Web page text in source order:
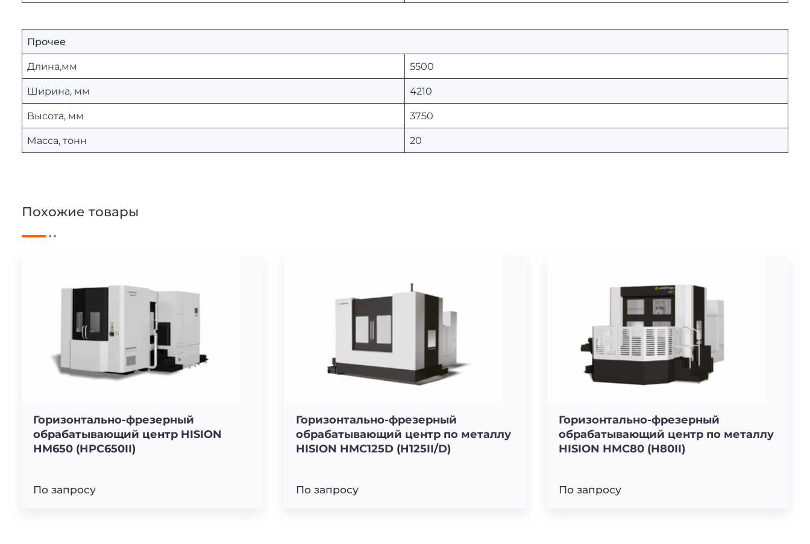
Прочее
Длина,мм 5500
Ширина, мм 4210
Высота, мм 3750
Масса, тонн 20
Похожие товары
Горизонтально-фрезерный
обрабатывающий центр HISION
HM650 (HPC650II)
По запросу
Горизонтально-фрезерный
обрабатывающий центр по металлу
HISION HMC125D (H125II/D)
По запросу
Горизонтально-фрезерный
обрабатывающий центр по металлу
HISION HMC80 (H80II)
По запросу